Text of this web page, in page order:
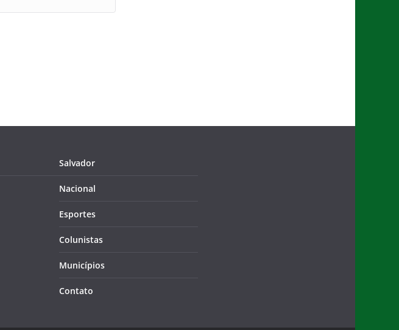
Salvador
Nacional
Esportes
Colunistas
Municípios
Contato